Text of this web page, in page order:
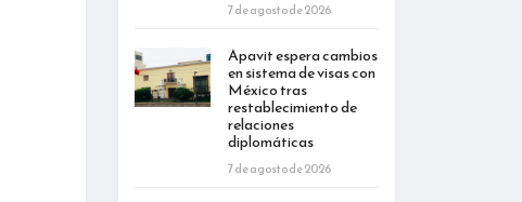
7 de agosto de 2026
Apavit espera cambios
en sistema de visas con
México tras
restablecimiento de
relaciones
diplomáticas
7 de agosto de 2026